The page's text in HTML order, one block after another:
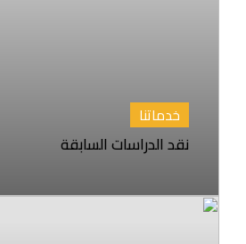
خدماتنا
نقد الدراسات السابقة